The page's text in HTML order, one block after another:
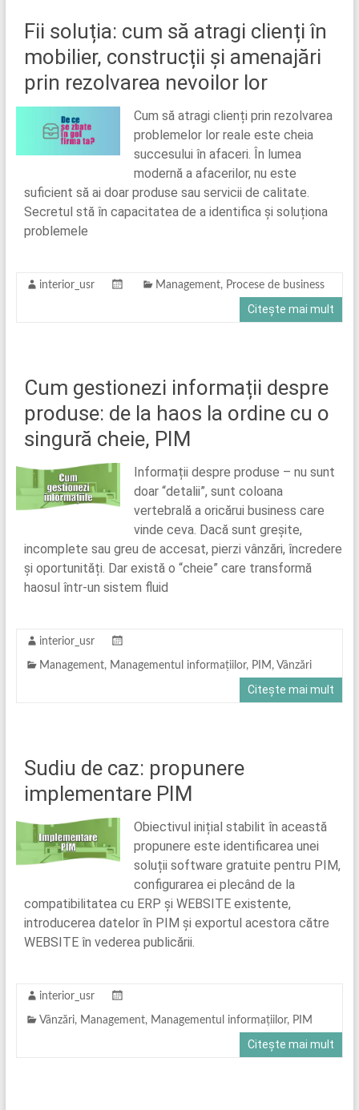
Fii soluția: cum să atragi clienți în
mobilier, construcții și amenajări
prin rezolvarea nevoilor lor
Cum să atragi clienți prin rezolvarea
problemelor lor reale este cheia
succesului în afaceri. În lumea
modernă a afacerilor, nu este
suficient să ai doar produse sau servicii de calitate.
Secretul stă în capacitatea de a identifica și soluționa
problemele
interior_usr Management, Procese de business
Citește mai mult
Cum gestionezi informații despre
produse: de la haos la ordine cu o
singură cheie, PIM
Informații despre produse – nu sunt
doar “detalii”, sunt coloana
vertebrală a oricărui business care
vinde ceva. Dacă sunt greșite,
incomplete sau greu de accesat, pierzi vânzări, încredere
și oportunități. Dar există o “cheie” care transformă
haosul într-un sistem fluid
interior_usr
Management, Managementul informațiilor, PIM , Vânzări
Citește mai mult
Sudiu de caz: propunere
implementare PIM
Obiectivul inițial stabilit în această
propunere este identificarea unei
soluții software gratuite pentru PIM,
configurarea ei plecând de la
compatibilitatea cu ERP și WEBSITE existente,
introducerea datelor în PIM și exportul acestora către
WEBSITE în vederea publicării.
interior_usr
Vânzări, Management, Managementul informațiilor, PIM
Citește mai mult